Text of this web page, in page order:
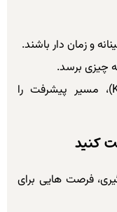
و زمان دار باشند.
چیزی برسد.
• با تعیین شاخص عملکرد (KPI)، مسیر پیشرفت را
فرصت هایی برای